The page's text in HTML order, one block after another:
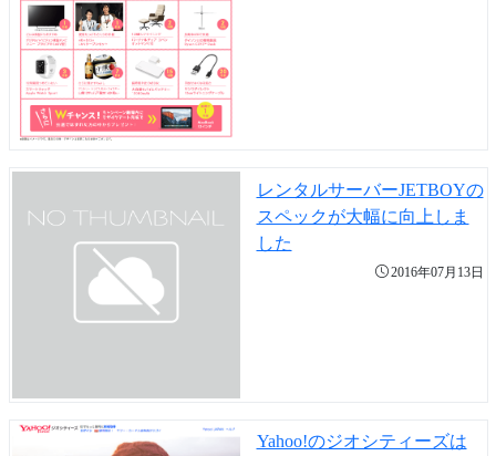
レンタルサーバーJETBOYの
スペックが大幅に向上しま
した
2016年07月13日
Yahoo!のジオシティーズは